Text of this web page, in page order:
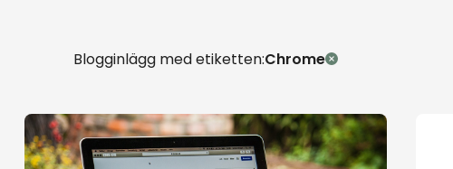
Blogginlägg med etiketten:Chrome